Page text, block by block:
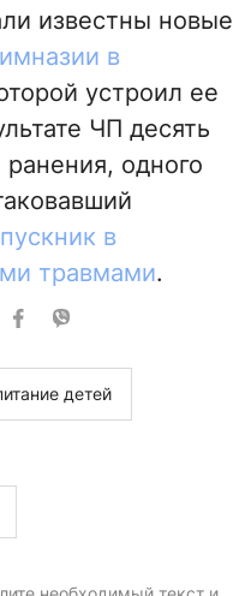
известны новые
в
устроил ее
ЧП десять
одного
в
травмами.
детей